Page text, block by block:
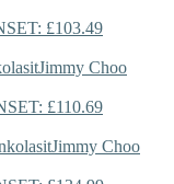
£103.49
Jimmy Choo
£110.69
Jimmy Choo